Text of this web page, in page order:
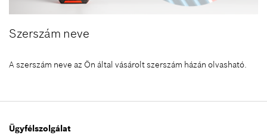
Szerszám neve
A szerszám neve az Ön által vásárolt szerszám házán olvasható.
Ügyfélszolgálat